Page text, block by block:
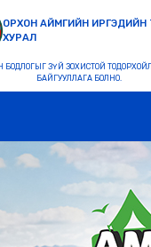
ОРХОН АЙМГИЙН ИРГЭДИЙН
ХУРАЛ
ЗҮЙ ЗОХИСТОЙ
БАЙГУУЛЛАГА БОЛНО.